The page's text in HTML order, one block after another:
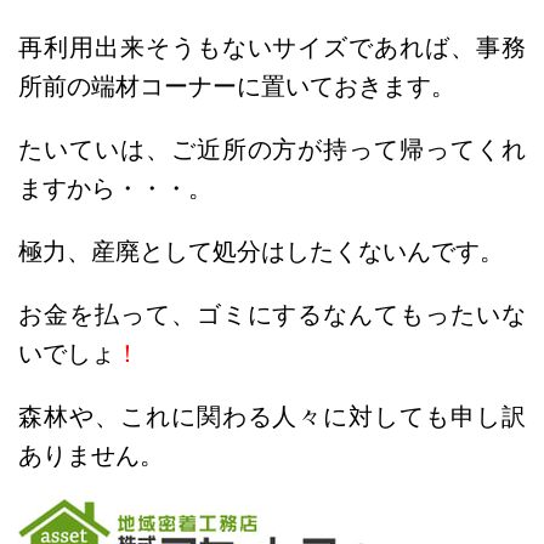
再利用出来そうもないサイズであれば、事務
所前の端材コーナーに置いておきます。
たいていは、ご近所の方が持って帰ってくれ
ますから・・・。
極力、産廃として処分はしたくないんです。
お金を払って、ゴミにするなんてもったいな
いでしょ ！
森林や、これに関わる人々 に対しても申し訳
ありません。